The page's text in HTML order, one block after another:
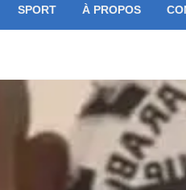
SPORT À PROPOS